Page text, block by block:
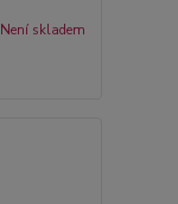
Není skladem